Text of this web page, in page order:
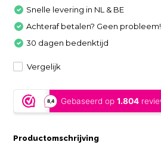
Snelle levering in NL & BE
Achteraf betalen? Geen probleem!
30 dagen bedenktijd
Vergelijk
Productomschrijving